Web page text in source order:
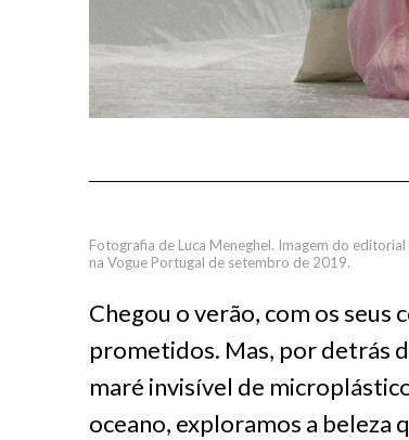
Fotografia de Luca Meneghel. Imagem do
na Vogue Portugal de setembro de 2019.
Chegou o verão, com os seus
prometidos. Mas, por detrás
maré invisível de
oceano, exploramos a beleza